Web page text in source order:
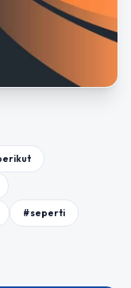
#seperti